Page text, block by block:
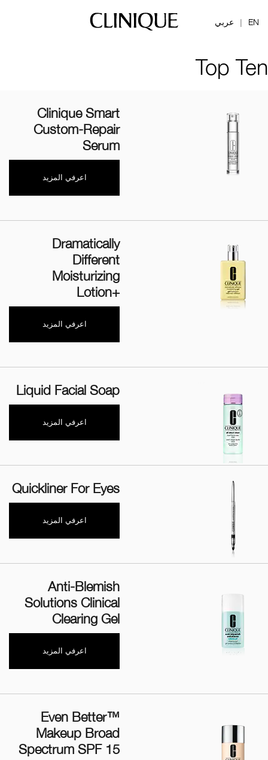
EN
| عربي
Top Ten
Clinique Smart
Custom-Repair
Serum
اعرفي المزيد
Dramatically
Different
Moisturizing
Lotion+‎
اعرفي المزيد
Liquid Facial Soap
اعرفي المزيد
Quickliner For Eyes
اعرفي المزيد
Anti-Blemish
Solutions Clinical
Clearing Gel
اعرفي المزيد
Even Better™
Makeup Broad
Spectrum SPF 15